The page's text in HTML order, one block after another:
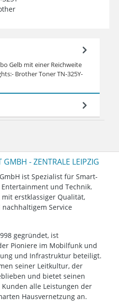
Gelb mit einer Reichweite
Brother Toner TN-325Y-
- ZENTRALE LEIPZIG
ist Spezialist für Smart-
und Technik.
erstklassiger Qualität,
Service
gegründet, ist
Pioniere im Mobilfunk und
und Infrastruktur beteiligt.
seiner Leitkultur, der
und bietet seinen
alle Leistungen der
Hausvernetzung an.